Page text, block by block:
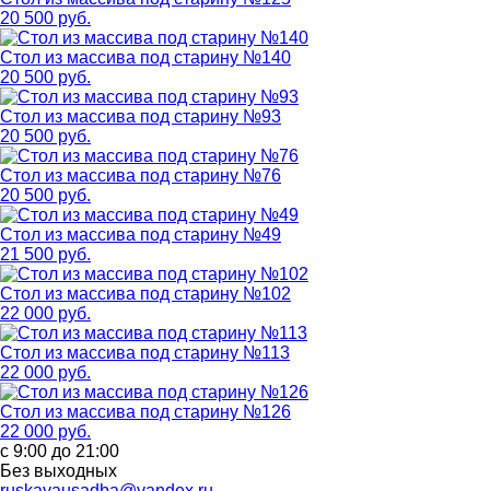
20 500 руб.
Стол из массива под старину №140
20 500 руб.
Стол из массива под старину №93
20 500 руб.
Стол из массива под старину №76
20 500 руб.
Стол из массива под старину №49
21 500 руб.
Стол из массива под старину №102
22 000 руб.
Стол из массива под старину №113
22 000 руб.
Стол из массива под старину №126
22 000 руб.
с 9:00 до 21:00
Без выходных